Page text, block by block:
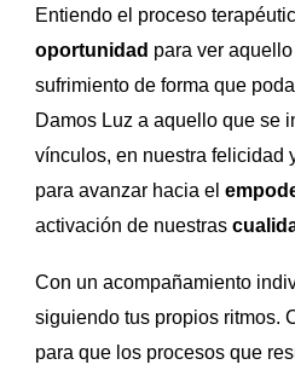
Entiendo el proceso
oportunidad para ver
sufrimiento de forma que
Damos Luz a aquello que se
vínculos, en nuestra felicidad
para avanzar hacia el
activación de nuestras
Con un acompañamiento
siguiendo tus propios ritmos.
para que los procesos que